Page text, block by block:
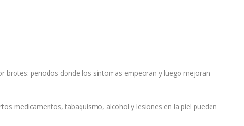
brotes: periodos donde los síntomas empeoran y luego mejoran
medicamentos, tabaquismo, alcohol y lesiones en la piel pueden